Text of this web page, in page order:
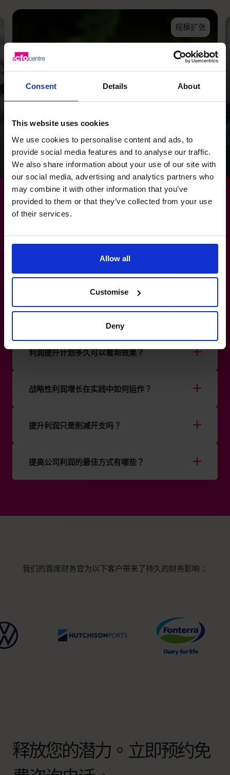
Consent Details About
This website uses cookies
We use cookies to personalise content and ads, to
provide social media features and to analyse our traffic.
We also share information about your use of our site with
our social media, advertising and analytics partners who
may combine it with other information that you’ve
provided to them or that they’ve collected from your use
of their services.
Allow all
Customise
Deny
规模扩张
通过战略重整和现金流聚
焦，我们为 Wild Planet
Trust 提供了清晰的未来
发展方向。
阅读成功案例
通向利润增长的道路源自专
注的财务领导力。
利润提升计划多久可以看到效果？
战略性利润增长在实践中如何运作？
提升利润只是削减开支吗？
提高公司利润的最佳方式有哪些？
我们的首席财务官为以下客户带来了持久的财务影响：
释放您的潜力。立即预约免